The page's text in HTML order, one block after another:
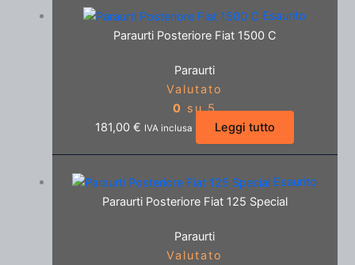
Esaurito
Paraurti Posteriore Fiat 1500 C
Paraurti
Valutato
0 su 5
181,00€ IVA inclusa Leggi tutto
Esaurito
Paraurti Posteriore Fiat 125 Special
Paraurti
Valutato